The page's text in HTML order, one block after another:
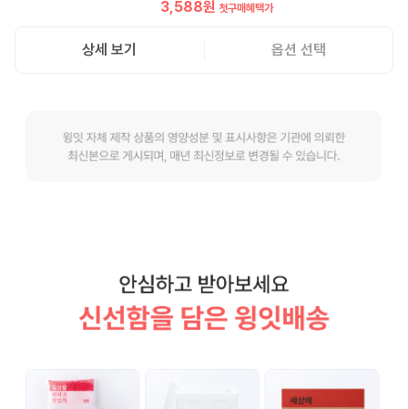
3,588원 첫구매혜택가
상세 보기 옵션 선택